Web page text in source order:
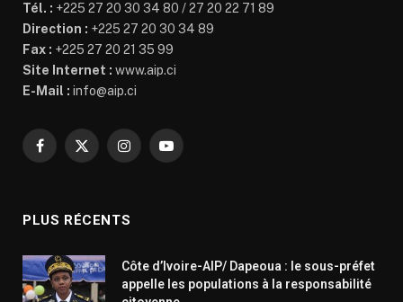
Tél. : +225 27 20 30 34 80 / 27 20 22 71 89
Direction : +225 27 20 30 34 89
Fax : +225 27 20 21 35 99
Site Internet : www.aip.ci
E-Mail : info@aip.ci
Facebook
X
InstagramYouTube
PLUS RÉCENTS
Côte d’Ivoire-AIP/ Dapeoua : le sous-préfet
appelle les populations à la responsabilité